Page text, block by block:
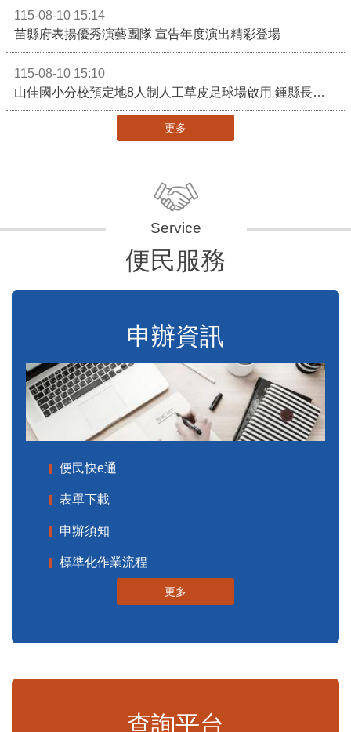
115-08-10 15:14
苗縣府表揚優秀演藝團隊 宣告年度演出精彩登場
115-08-10 15:10
更多
便民服務
申辦資訊
便民快e通
表單下載
申辦須知
標準化作業流程
更多
查詢平台